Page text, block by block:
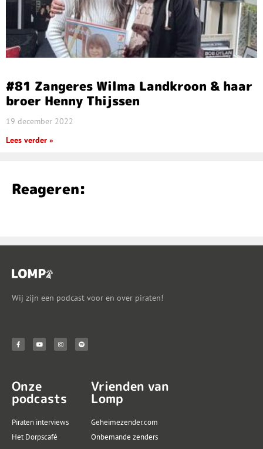
#81 Zangeres Wilma Landkroon & haar
broer Henny Thijssen
19 december 2022
Lees verder »
Reageren:
Wij zijn een podcast voor en over piraten!
Onze
podcasts
Piraten interviews
Het Dorpscafé
Vrienden van
Lomp
Geheimezender.com
Onbemande zenders